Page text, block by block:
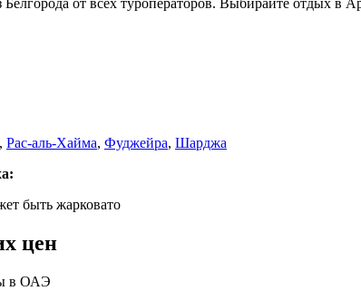
, Рас-аль-Хайма, Фуджейра, Шарджа
быть жарковато
цен
в ОАЭ